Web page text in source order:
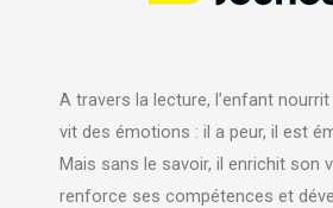
A travers la lecture, l’enfant
vit des émotions : il a peur, il est
Mais sans le savoir, il enrichit son
renforce ses compétences et